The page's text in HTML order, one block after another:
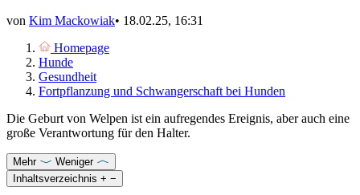
von Kim Mackowiak• 18.02.25, 16:31
Homepage
Hunde
Gesundheit
Fortpflanzung und Schwangerschaft bei Hunden
Die Geburt von Welpen ist ein aufregendes Ereignis, aber auch eine
große Verantwortung für den Halter.
Mehr
Weniger
Inhaltsverzeichnis + −